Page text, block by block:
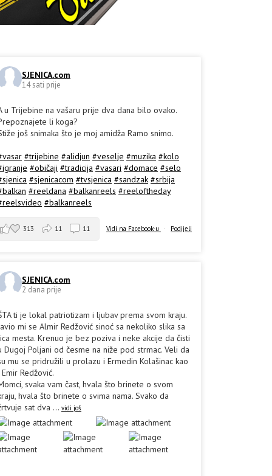
SJENICA.com
14 sati prije
u Trijebine na vašaru prije dva dana bilo ovako.
li koga?
još snimaka što je moj amidža Ramo snimo.
#trijebine #alidjun #veselje #muzika #kolo
#običaji #tradicija #vasari #domace #selo
#sjenicacom #tvsjenica #sandzak #srbija
#reeldana #balkanreels #reeloftheday
#balkanreels
Vidi na Facebook-u · Podijeli
313 11 11
SJENICA.com
2 dana prije
ti je lokal patriotizam i ljubav prema svom kraju.
mi se Almir Redžović sinoć sa nekoliko slika sa
mesta. Krenuo je bez poziva i neke akcije da čisti
Dugoj Poljani od česme na niže pod strmac. Veli da
mu se pridružili u prolazu i Ermedin Kolašinac kao
Redžović.
svaka vam čast, hvala što brinete o svom
hvala što brinete o svima nama. Svako da
sat dva ... vidi još